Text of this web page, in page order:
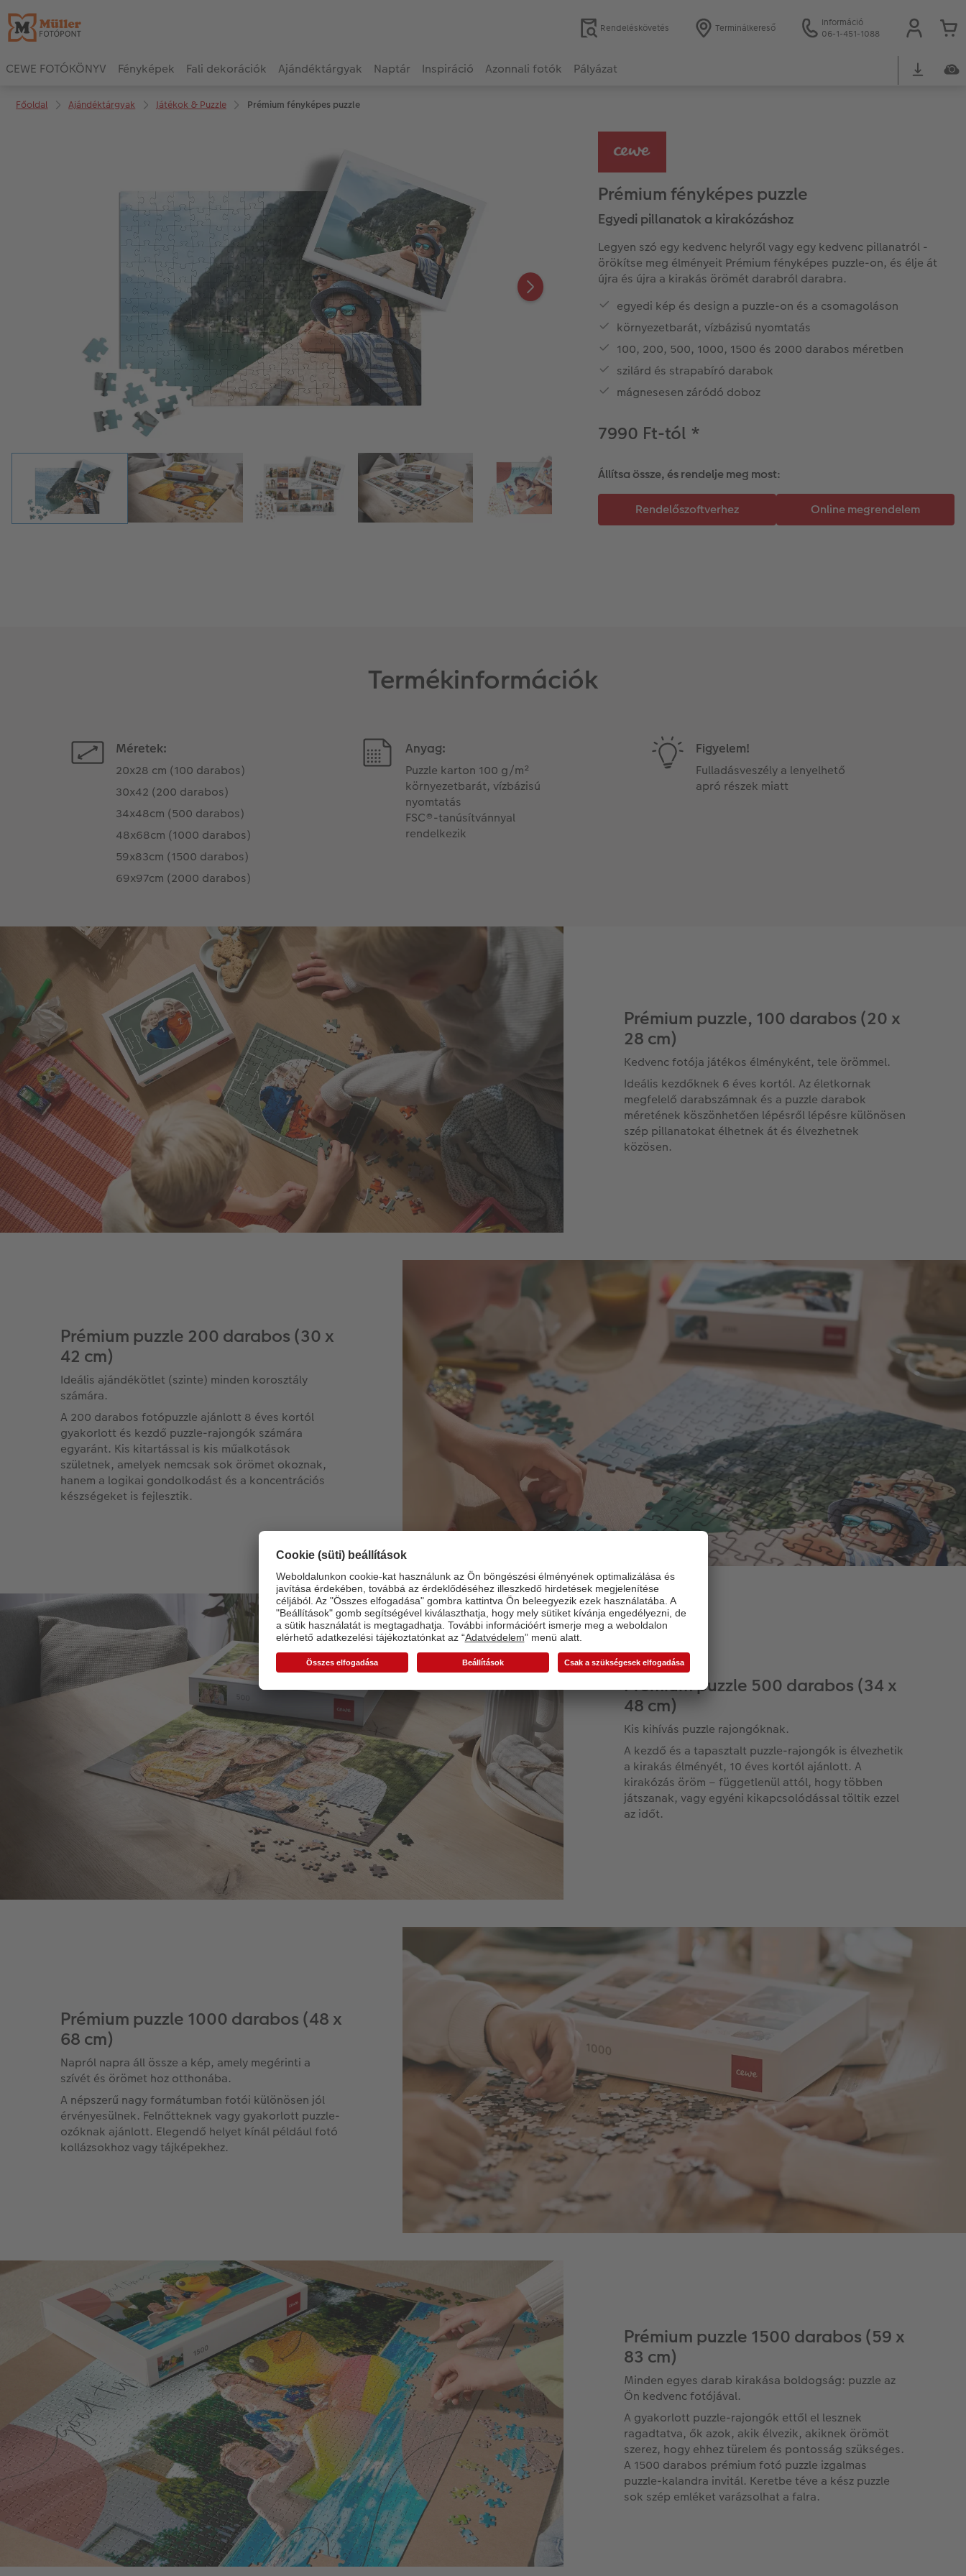
Rendeléskövetés Terminálkereső
Információ
06-1-451-1088
CEWE FOTÓKÖNYV Fényképek Fali dekorációk Ajándéktárgyak Naptár Inspiráció Azonnali fotók Pályázat
Főoldal Ajándéktárgyak Játékok & Puzzle Prémium fényképes puzzle
Prémium fényképes puzzle
Egyedi pillanatok a kirakózáshoz
Legyen szó egy kedvenc helyről vagy egy kedvenc pillanatról -
örökítse meg élményeit Prémium fényképes puzzle-on, és élje át
újra és újra a kirakás örömét darabról darabra.
egyedi kép és design a puzzle-on és a csomagoláson
környezetbarát, vízbázisú nyomtatás
100, 200, 500, 1000, 1500 és 2000 darabos méretben
szilárd és strapabíró darabok
mágnesesen záródó doboz
7990 Ft-tól *
Állítsa össze, és rendelje meg most:
Termékinformációk
Méretek:
20x28 cm (100 darabos)
30x42 (200 darabos)
34x48cm (500 darabos)
48x68cm (1000 darabos)
59x83cm (1500 darabos)
69x97cm (2000 darabos)
Anyag:
Puzzle karton 100 g/m²
környezetbarát, vízbázisú
nyomtatás
FSC®-tanúsítvánnyal
rendelkezik
Figyelem!
Fulladásveszély a lenyelhető
apró részek miatt
Prémium puzzle, 100 darabos (20 x
28 cm)
Kedvenc fotója játékos élményként, tele örömmel.
Ideális kezdőknek 6 éves kortól. Az életkornak
megfelelő darabszámnak és a puzzle darabok
méretének köszönhetően lépésről lépésre különösen
szép pillanatokat élhetnek át és élvezhetnek
közösen.
Prémium puzzle 200 darabos (30 x
42 cm)
Ideális ajándékötlet (szinte) minden korosztály
számára.
A 200 darabos fotópuzzle ajánlott 8 éves kortól
gyakorlott és kezdő puzzle-rajongók számára
egyaránt. Kis kitartással is kis műalkotások
születnek, amelyek nemcsak sok örömet okoznak,
hanem a logikai gondolkodást és a koncentrációs
készségeket is fejlesztik.
Prémium puzzle 500 darabos (34 x
48 cm)
Kis kihívás puzzle rajongóknak.
A kezdő és a tapasztalt puzzle-rajongók is élvezhetik
a kirakás élményét, 10 éves kortól ajánlott. A
kirakózás öröm – függetlenül attól, hogy többen
játszanak, vagy egyéni kikapcsolódással töltik ezzel
az időt.
Prémium puzzle 1000 darabos (48 x
68 cm)
Napról napra áll össze a kép, amely megérinti a
szívét és örömet hoz otthonába.
A népszerű nagy formátumban fotói különösen jól
érvényesülnek. Felnőtteknek vagy gyakorlott puzzle-
ozóknak ajánlott. Elegendő helyet kínál például fotó
kollázsokhoz vagy tájképekhez.
Prémium puzzle 1500 darabos (59 x
83 cm)
Minden egyes darab kirakása boldogság: puzzle az
Ön kedvenc fotójával.
A gyakorlott puzzle-rajongók ettől el lesznek
ragadtatva, ők azok, akik élvezik, akiknek örömöt
szerez, hogy ehhez türelem és pontosság szükséges.
A 1500 darabos prémium fotó puzzle izgalmas
puzzle-kalandra invitál. Keretbe téve a kész puzzle
sok szép emléket varázsolhat a falra.